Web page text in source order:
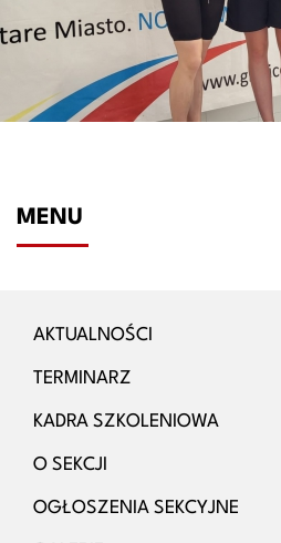
MENU
AKTUALNOŚCI
TERMINARZ
KADRA SZKOLENIOWA
O SEKCJI
OGŁOSZENIA SEKCYJNE